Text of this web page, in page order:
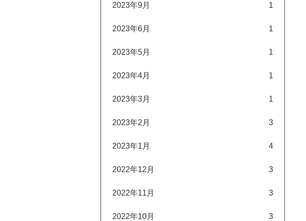
2023年9月 1
2023年6月 1
2023年5月 1
2023年4月 1
2023年3月 1
2023年2月 3
2023年1月 4
2022年12月 3
2022年11月 3
2022年10月 3